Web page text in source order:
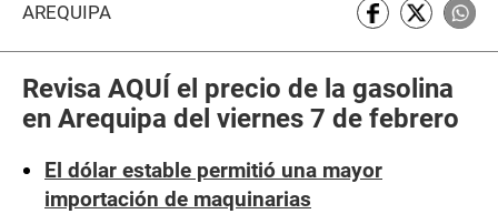
AREQUIPA
Revisa AQUÍ el precio de la gasolina
en Arequipa del viernes 7 de febrero
El dólar estable permitió una mayor
importación de maquinarias